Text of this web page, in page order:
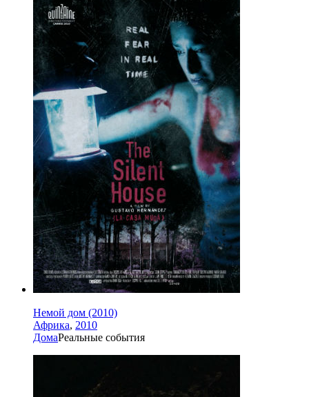
Немой дом (2010)
Африка, 2010
ДомаРеальные события